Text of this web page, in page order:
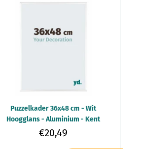
Puzzelkader 36x48 cm - Wit
Hoogglans - Aluminium - Kent
€20,49